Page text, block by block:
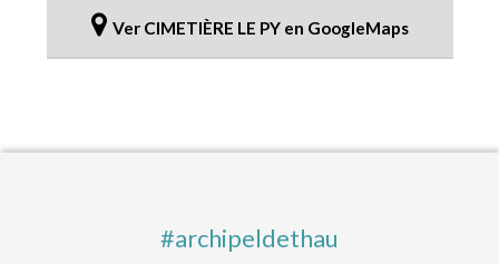
Ver CIMETIÈRE LE PY en GoogleMaps
#archipeldethau